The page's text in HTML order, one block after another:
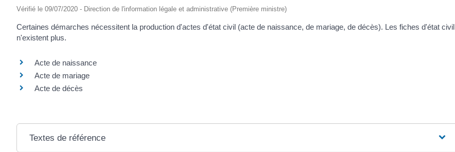
Vérifié le 09/07/2020 - Direction de l'information légale et administrative (Première ministre)
Certaines démarches nécessitent la production d'actes d'état civil (acte de naissance, de mariage, de décès). Les fiches d'état civil
n'existent plus.
Acte de naissance
Acte de mariage
Acte de décès
Textes de référence